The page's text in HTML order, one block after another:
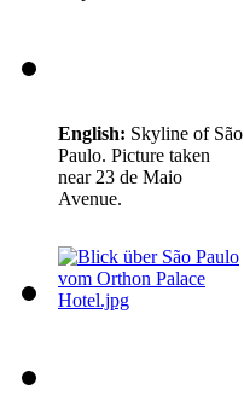
English: Skyline of São
Paulo. Picture taken
near 23 de Maio
Avenue.